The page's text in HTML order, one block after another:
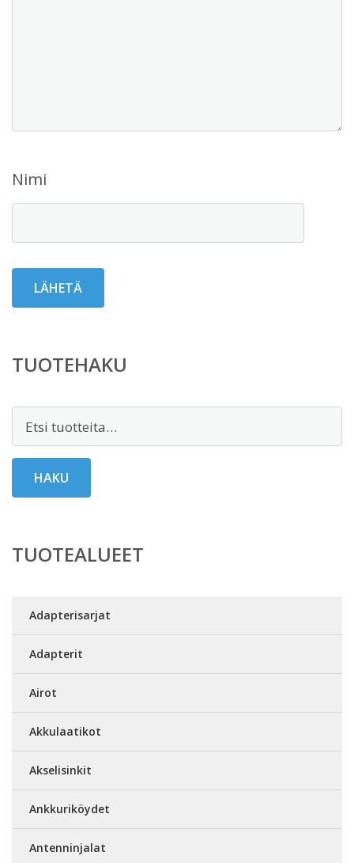
Nimi
TUOTEHAKU
HAKU
TUOTEALUEET
Adapterisarjat
Adapterit
Airot
Akkulaatikot
Akselisinkit
Ankkuriköydet
Antenninjalat